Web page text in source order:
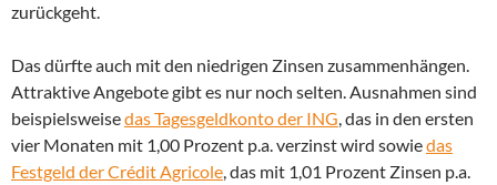
zurückgeht.
Das dürfte auch mit den niedrigen Zinsen zusammenhängen.
Attraktive Angebote gibt es nur noch selten. Ausnahmen sind
beispielsweisedas Tagesgeldkonto der ING, das in den ersten
vier Monaten mit 1,00 Prozent p.a. verzinst wird sowiedas
Festgeld der Crédit Agricole, das mit 1,01 Prozent Zinsen p.a.